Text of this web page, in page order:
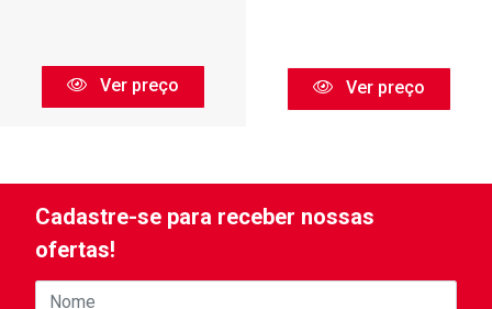
Ver preço Ver preço
Cadastre-se para receber nossas
ofertas!